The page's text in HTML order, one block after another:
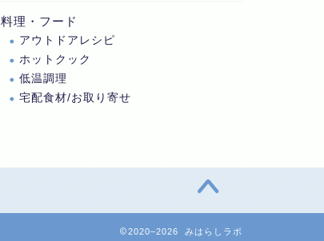
料理・フード
アウトドアレシピ
ホットクック
低温調理
宅配食材/お取り寄せ
2020–2026 みはらしラボ